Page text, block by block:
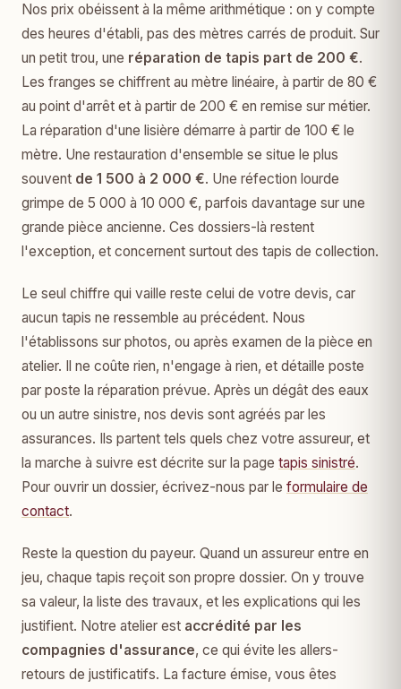
Nos prix obéissent à la même arithmétique : on y compte
des heures d'établi, pas des mètres carrés de produit. Sur
un petit trou, une réparation de tapis part de 200 €.
Les franges se chiffrent au mètre linéaire, à partir de 80 €
au point d'arrêt et à partir de 200 € en remise sur métier.
La réparation d'une lisière démarre à partir de 100 € le
mètre. Une restauration d'ensemble se situe le plus
souvent de 1 500 à 2 000 €. Une réfection lourde
grimpe de 5 000 à 10 000 €, parfois davantage sur une
grande pièce ancienne. Ces dossiers-là restent
l'exception, et concernent surtout des tapis de collection.
Le seul chiffre qui vaille reste celui de votre devis, car
aucun tapis ne ressemble au précédent. Nous
l'établissons sur photos, ou après examen de la pièce en
atelier. Il ne coûte rien, n'engage à rien, et détaille poste
par poste la réparation prévue. Après un dégât des eaux
ou un autre sinistre, nos devis sont agréés par les
assurances. Ils partent tels quels chez votre assureur, et
la marche à suivre est décrite sur la page tapis sinistré.
Pour ouvrir un dossier, écrivez-nous par le formulaire de
contact.
Reste la question du payeur. Quand un assureur entre en
jeu, chaque tapis reçoit son propre dossier. On y trouve
sa valeur, la liste des travaux, et les explications qui les
justifient. Notre atelier est accrédité par les
compagnies d'assurance, ce qui évite les allers-
retours de justificatifs. La facture émise, vous êtes